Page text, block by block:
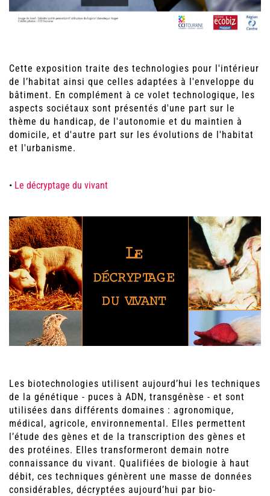
Cette exposition traite des technologies pour l'intérieur
de l’habitat ainsi que celles adaptées à l'enveloppe du
bâtiment. En complément à ce volet technologique, les
aspects sociétaux sont présentés d'une part sur le
thème du handicap, de l'autonomie et du maintien à
domicile, et d'autre part sur les évolutions de l'habitat
et l'urbanisme.
• Le décryptage du vivant
Les biotechnologies utilisent aujourd’hui les techniques
de la génétique - puces à ADN, transgénèse - et sont
utilisées dans différents domaines : agronomique,
médical, agricole, environnemental. Elles permettent
l’étude des gènes et de la transcription des gènes et
des protéines. Elles transformeront demain notre
connaissance du vivant. Qualifiées de biologie à haut
débit, ces techniques génèrent une masse de données
considérables, décryptées aujourd’hui par bio-